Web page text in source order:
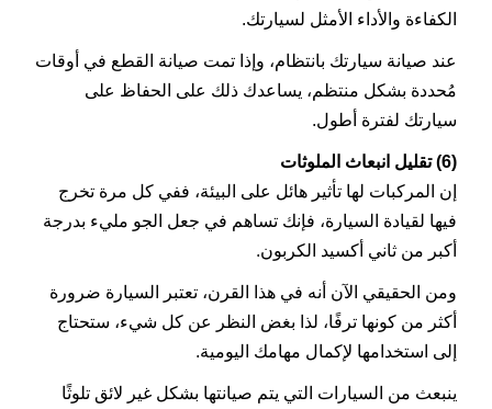
الكفاءة والأداء الأمثل لسيارتك.
عند صيانة سيارتك بانتظام، وإذا تمت صيانة القطع في أوقات
مُحددة بشكل منتظم، يساعدك ذلك على الحفاظ على
سيارتك لفترة أطول.
(6) تقليل انبعاث الملوثات
إن المركبات لها تأثير هائل على البيئة، ففي كل مرة تخرج
فيها لقيادة السيارة، فإنك تساهم في جعل الجو مليء بدرجة
أكبر من ثاني أكسيد الكربون.
ومن الحقيقي الآن أنه في هذا القرن، تعتبر السيارة ضرورة
أكثر من كونها ترفًا، لذا بغض النظر عن كل شيء، ستحتاج
إلى استخدامها لإكمال مهامك اليومية.
ينبعث من السيارات التي يتم صيانتها بشكل غير لائق تلوثًا